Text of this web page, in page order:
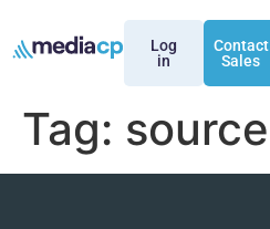
Log
in
Contact
Sales
Tag: source